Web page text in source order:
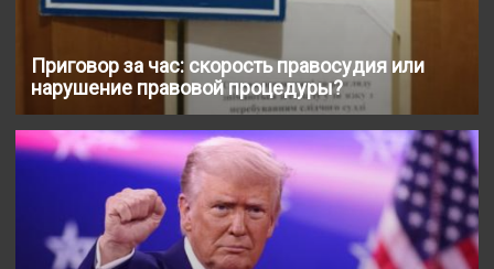
Приговор за час: скорость правосудия или
нарушение правовой процедуры?